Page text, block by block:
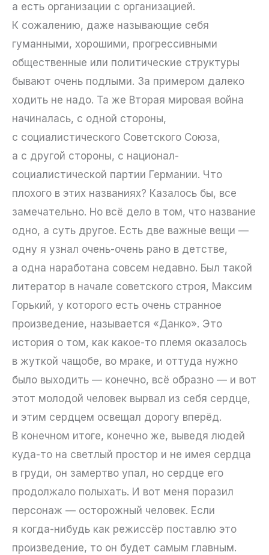
а есть организации с организацией.
К сожалению, даже называющие себя
гуманными, хорошими, прогрессивными
общественные или политические структуры
бывают очень подлыми. За примером далеко
ходить не надо. Та же Вторая мировая война
начиналась, с одной стороны,
с социалистического Советского Союза,
а с другой стороны, с национал-
социалистической партии Германии. Что
плохого в этих названиях? Казалось бы, все
замечательно. Но всё дело в том, что название
одно, а суть другое. Есть две важные вещи —
одну я узнал очень-очень рано в детстве,
а одна наработана совсем недавно. Был такой
литератор в начале советского строя, Максим
Горький, у которого есть очень странное
произведение, называется «Данко». Это
история о том, как какое-то племя оказалось
в жуткой чащобе, во мраке, и оттуда нужно
было выходить — конечно, всё образно — и вот
этот молодой человек вырвал из себя сердце,
и этим сердцем освещал дорогу вперёд.
В конечном итоге, конечно же, выведя людей
куда-то на светлый простор и не имея сердца
в груди, он замертво упал, но сердце его
продолжало полыхать. И вот меня поразил
персонаж — осторожный человек. Если
я когда-нибудь как режиссёр поставлю это
произведение, то он будет самым главным.